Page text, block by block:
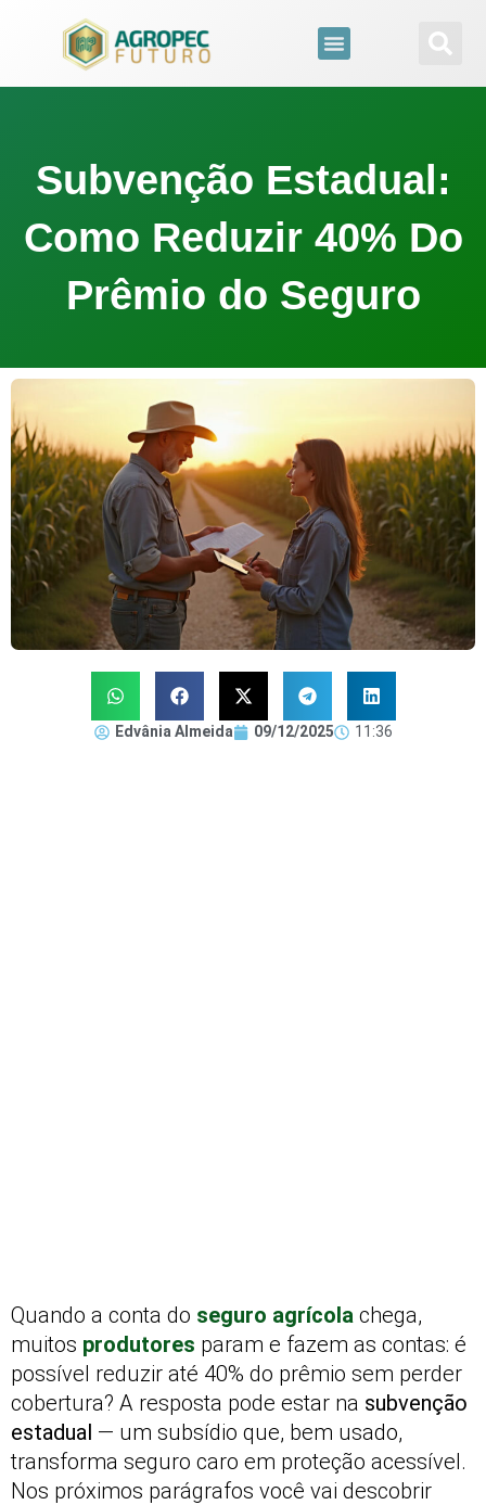
conteúdo
Subvenção Estadual:
Como Reduzir 40% Do
Prêmio do Seguro
Edvânia Almeida 09/12/2025 11:36
Quando a conta do seguro agrícola chega,
muitos produtores param e fazem as contas: é
possível reduzir até 40% do prêmio sem perder
cobertura? A resposta pode estar na subvenção
estadual — um subsídio que, bem usado,
transforma seguro caro em proteção acessível.
Nos próximos parágrafos você vai descobrir